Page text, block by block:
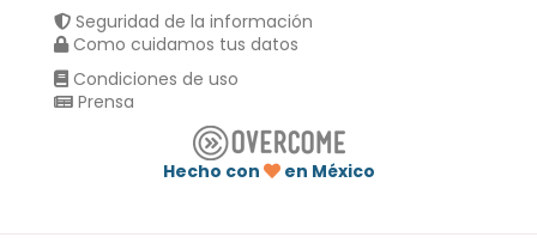
Seguridad de la información
Como cuidamos tus datos
Condiciones de uso
Prensa
Hecho con
en México